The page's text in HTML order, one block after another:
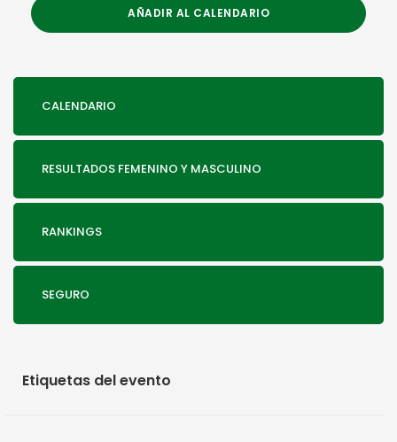
AÑADIR AL CALENDARIO
CALENDARIO
RESULTADOS FEMENINO Y MASCULINO
RANKINGS
SEGURO
Etiquetas del evento